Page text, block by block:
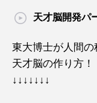
天才脳開発パ
東大博士が人間の
天才脳の作り方！
↓↓↓↓↓↓↓